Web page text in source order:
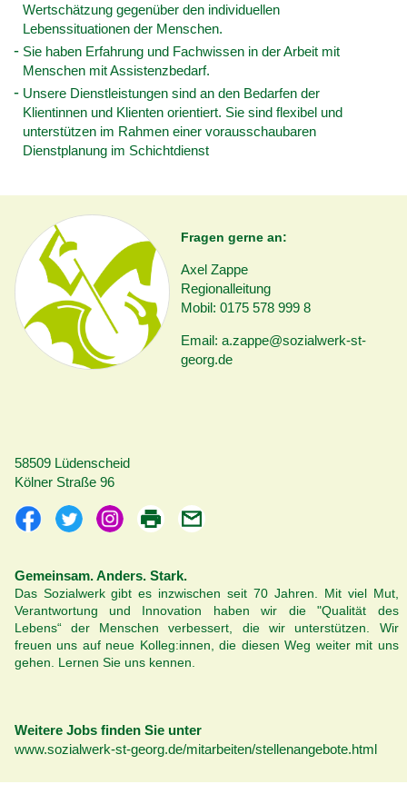
Wertschätzung gegenüber den individuellen
Lebenssituationen der Menschen.
Sie haben Erfahrung und Fachwissen in der Arbeit mit
Menschen mit Assistenzbedarf.
Unsere Dienstleistungen sind an den Bedarfen der
Klientinnen und Klienten orientiert. Sie sind flexibel und
unterstützen im Rahmen einer vorausschaubaren
Dienstplanung im Schichtdienst
Fragen gerne an:
Axel Zappe
Regionalleitung
Mobil: 0175 578 999 8
Email: a.zappe@sozialwerk-st-
georg.de
58509 Lüdenscheid
Kölner Straße 96
Gemeinsam. Anders. Stark.
Das Sozialwerk gibt es inzwischen seit 70 Jahren. Mit viel Mut,
Verantwortung und Innovation haben wir die"Qualität des
Lebens“der Menschen verbessert, die wir unterstützen. Wir
freuen uns auf neue Kolleg:innen, die diesen Weg weiter mit uns
gehen. Lernen Sie uns kennen.
Weitere Jobs finden Sie unter
www.sozialwerk-st-georg.de/mitarbeiten/stellenangebote.html